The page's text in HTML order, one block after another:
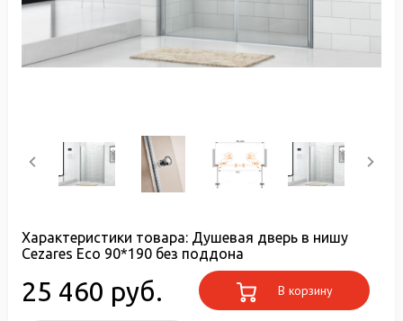
Характеристики товара: Душевая дверь в нишу
Cezares Eco 90*190 без поддона
25 460 руб. В корзину